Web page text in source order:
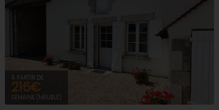
À PARTIR DE
216€
SEMAINE (MEUBLÉ)